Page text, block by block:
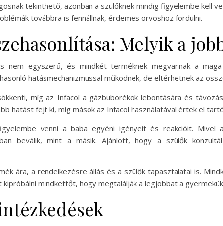
tekinthető, azonban a szülőknek mindig figyelembe kell
továbbra is fennállnak, érdemes orvoshoz fordulni.
Melyik a
nem egyszerű, és mindkét terméknek megvannak a
hatásmechanizmussal működnek, de eltérhetnek az
míg az Infacol a gázbuborékok lebontására és
hatást fejt ki, míg mások az Infacol használatával értek el
venni a baba egyéni igényeit és reakcióit. Mivel
beválik, mint a másik. Ajánlott, hogy a szülők
ára, a rendelkezésre állás és a szülők tapasztalatai is.
mindkettőt, hogy megtalálják a legjobbat a